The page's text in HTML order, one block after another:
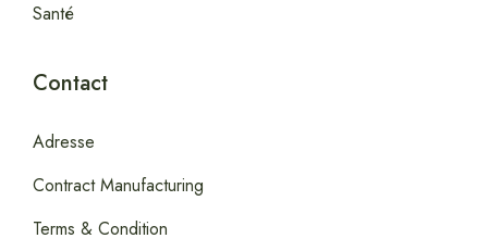
Santé
Contact
Adresse
Contract Manufacturing
Terms & Condition